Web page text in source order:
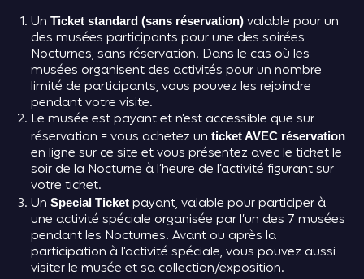
Un Ticket standard (sans réservation) valable pour un
des musées participants pour une des soirées
Nocturnes, sans réservation. Dans le cas où les
musées organisent des activités pour un nombre
limité de participants, vous pouvez les rejoindre
pendant votre visite.
Le musée est payant et n’est accessible que sur
réservation = vous achetez un ticket AVEC réservation
en ligne sur ce site et vous présentez avec le ticket le
soir de la Nocturne à l’heure de l’activité figurant sur
votre ticket.
Un Special Ticket payant, valable pour participer à
une activité spéciale organisée par l’un des 7 musées
pendant les Nocturnes. Avant ou après la
participation à l’activité spéciale, vous pouvez aussi
visiter le musée et sa collection/exposition.